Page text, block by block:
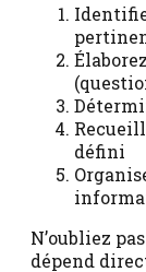
défini
N’oubliez
dépend